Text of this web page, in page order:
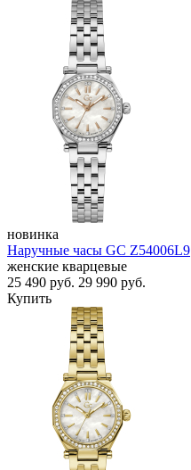
новинка
Наручные часы GC Z54006L9
женские кварцевые
25 490 руб. 29 990 руб.
Купить